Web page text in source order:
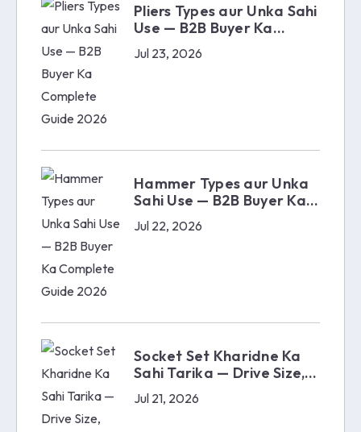
Pliers Types aur Unka Sahi
Use — B2B Buyer Ka
Complete Guide 2026
Jul 23, 2026
Hammer Types aur Unka
Sahi Use — B2B Buyer Ka
Complete Guide 2026
Jul 22, 2026
Socket Set Kharidne Ka
Sahi Tarika — Drive Size,
Material aur Set
Composition Guide 2026
Jul 21, 2026